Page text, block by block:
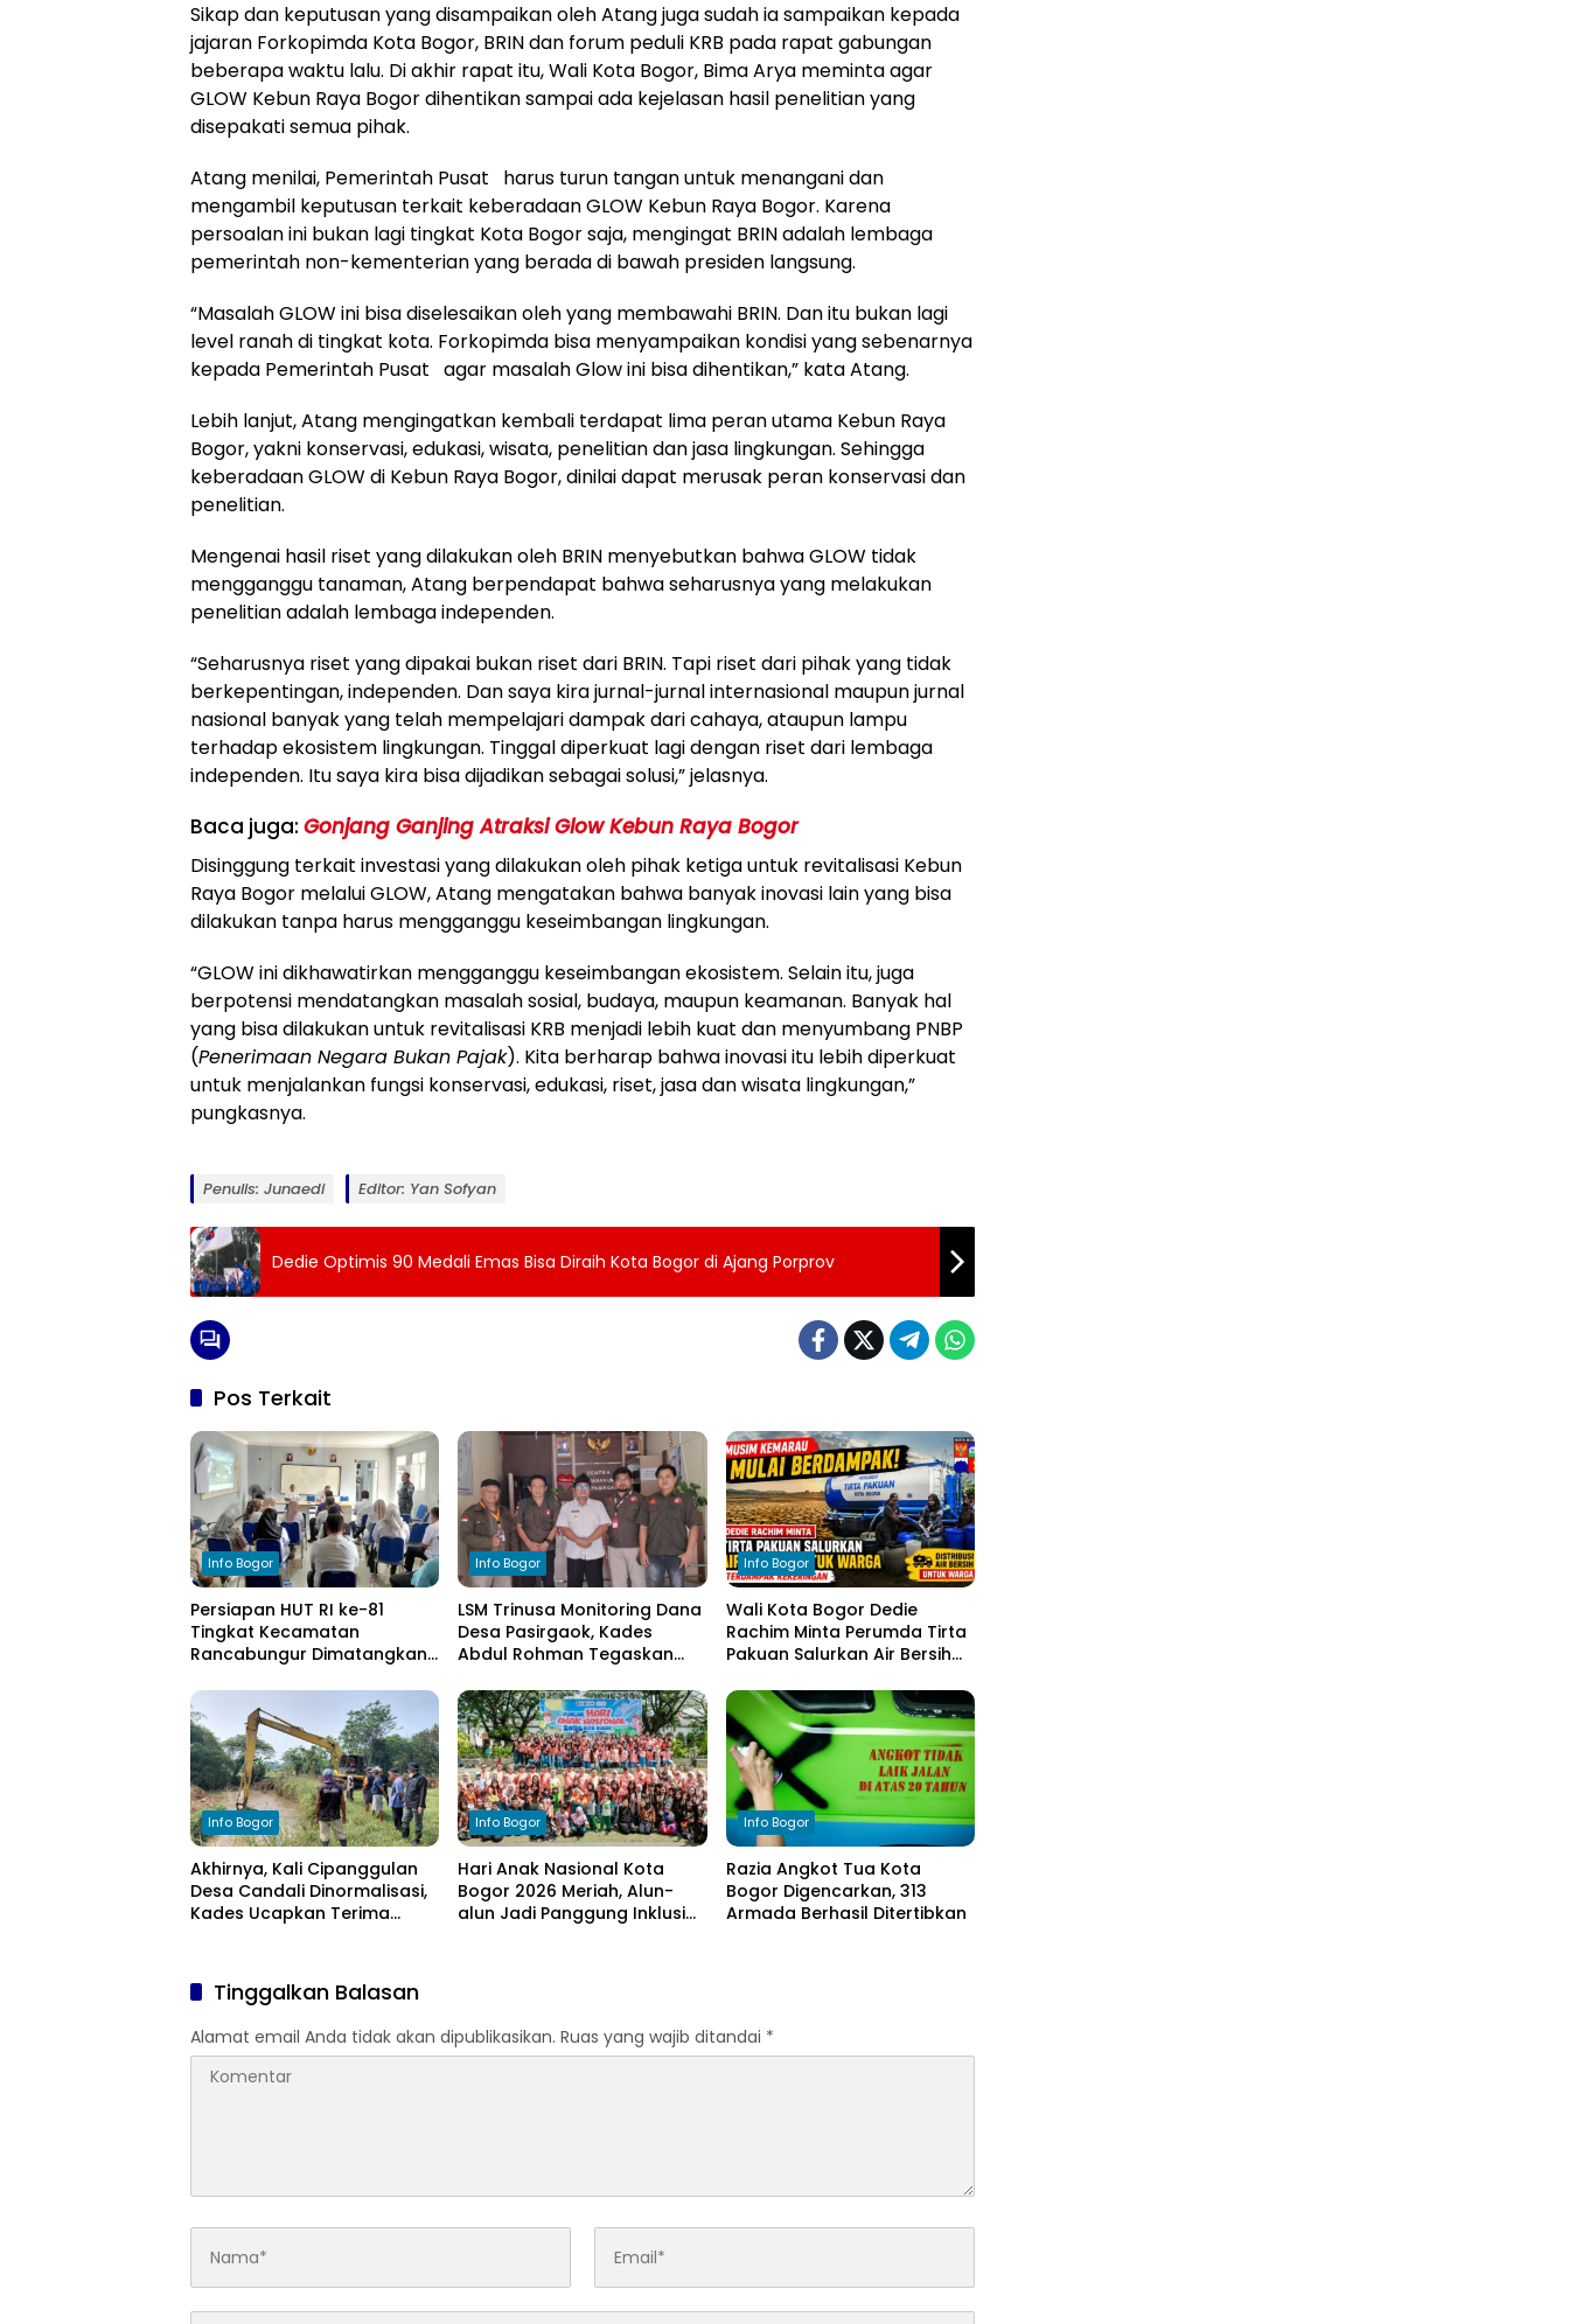
Sikap dan keputusan yang disampaikan oleh Atang juga sudah ia sampaikan kepada
jajaran Forkopimda Kota Bogor, BRIN dan forum peduli KRB pada rapat gabungan
beberapa waktu lalu. Di akhir rapat itu, Wali Kota Bogor, Bima Arya meminta agar
GLOW Kebun Raya Bogor dihentikan sampai ada kejelasan hasil penelitian yang
disepakati semua pihak.
Atang menilai, Pemerintah Pusat harus turun tangan untuk menangani dan
mengambil keputusan terkait keberadaan GLOW Kebun Raya Bogor. Karena
persoalan ini bukan lagi tingkat Kota Bogor saja, mengingat BRIN adalah lembaga
pemerintah non-kementerian yang berada di bawah presiden langsung.
“Masalah GLOW ini bisa diselesaikan oleh yang membawahi BRIN. Dan itu bukan lagi
level ranah di tingkat kota. Forkopimda bisa menyampaikan kondisi yang sebenarnya
kepada Pemerintah Pusat agar masalah Glow ini bisa dihentikan,” kata Atang.
Lebih lanjut, Atang mengingatkan kembali terdapat lima peran utama Kebun Raya
Bogor, yakni konservasi, edukasi, wisata, penelitian dan jasa lingkungan. Sehingga
keberadaan GLOW di Kebun Raya Bogor, dinilai dapat merusak peran konservasi dan
penelitian.
Mengenai hasil riset yang dilakukan oleh BRIN menyebutkan bahwa GLOW tidak
mengganggu tanaman, Atang berpendapat bahwa seharusnya yang melakukan
penelitian adalah lembaga independen.
“Seharusnya riset yang dipakai bukan riset dari BRIN. Tapi riset dari pihak yang tidak
berkepentingan, independen. Dan saya kira jurnal-jurnal internasional maupun jurnal
nasional banyak yang telah mempelajari dampak dari cahaya, ataupun lampu
terhadap ekosistem lingkungan. Tinggal diperkuat lagi dengan riset dari lembaga
independen. Itu saya kira bisa dijadikan sebagai solusi,” jelasnya.
Baca juga: Gonjang Ganjing Atraksi Glow Kebun Raya Bogor
Disinggung terkait investasi yang dilakukan oleh pihak ketiga untuk revitalisasi Kebun
Raya Bogor melalui GLOW, Atang mengatakan bahwa banyak inovasi lain yang bisa
dilakukan tanpa harus mengganggu keseimbangan lingkungan.
“GLOW ini dikhawatirkan mengganggu keseimbangan ekosistem. Selain itu, juga
berpotensi mendatangkan masalah sosial, budaya, maupun keamanan. Banyak hal
yang bisa dilakukan untuk revitalisasi KRB menjadi lebih kuat dan menyumbang PNBP
(Penerimaan Negara Bukan Pajak). Kita berharap bahwa inovasi itu lebih diperkuat
untuk menjalankan fungsi konservasi, edukasi, riset, jasa dan wisata lingkungan,”
pungkasnya.
Penulis: Junaedi Editor: Yan Sofyan
Dedie Optimis 90 Medali Emas Bisa Diraih Kota Bogor di Ajang Porprov
Pos Terkait
Info Bogor
Persiapan HUT RI ke-81
Tingkat Kecamatan
Rancabungur Dimatangkan
Seluruh Elemen Masyarakat
Info Bogor
LSM Trinusa Monitoring Dana
Desa Pasirgaok, Kades
Abdul Rohman Tegaskan
Pengelolaan Anggaran
Info Bogor
Wali Kota Bogor Dedie
Rachim Minta Perumda Tirta
Pakuan Salurkan Air Bersih
Kekeringan
Info Bogor
Akhirnya, Kali Cipanggulan
Desa Candali Dinormalisasi,
Kades Ucapkan Terima
Info Bogor
Hari Anak Nasional Kota
Bogor 2026 Meriah, Alun-
alun Jadi Panggung Inklusi
Info Bogor
Razia Angkot Tua Kota
Bogor Digencarkan, 313
Armada Berhasil Ditertibkan
Tinggalkan Balasan
Alamat email Anda tidak akan dipublikasikan. Ruas yang wajib ditandai *